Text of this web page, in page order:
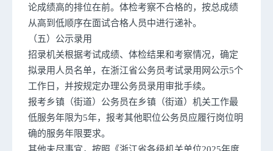
论成绩高的排位在前。体检考察不合格的，按总成绩
从高到低顺序在面试合格人员中进行递补。
（五）公示录用
招录机关根据考试成绩、体检结果和考察情况，确定
拟录用人员名单，在浙江省公务员考试录用网公示5个
工作日，并按规定办理公务员录用审批手续。
报考乡镇（街道）公务员在乡镇（街道）机关工作最
低服务年限为5年，报考其他职位公务员应履行岗位明
确的服务年限要求。
其他未尽事宜，按照《浙江省各级机关单位2025年度